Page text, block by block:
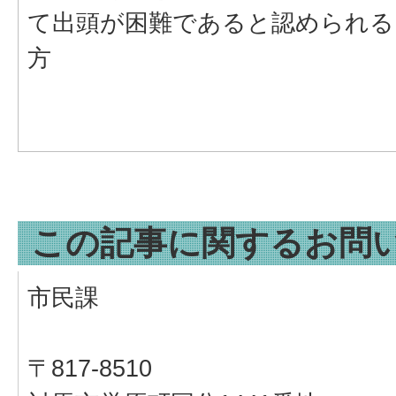
て出頭が困難であると認められる
方
この記事に関するお問
市民課
〒817-8510